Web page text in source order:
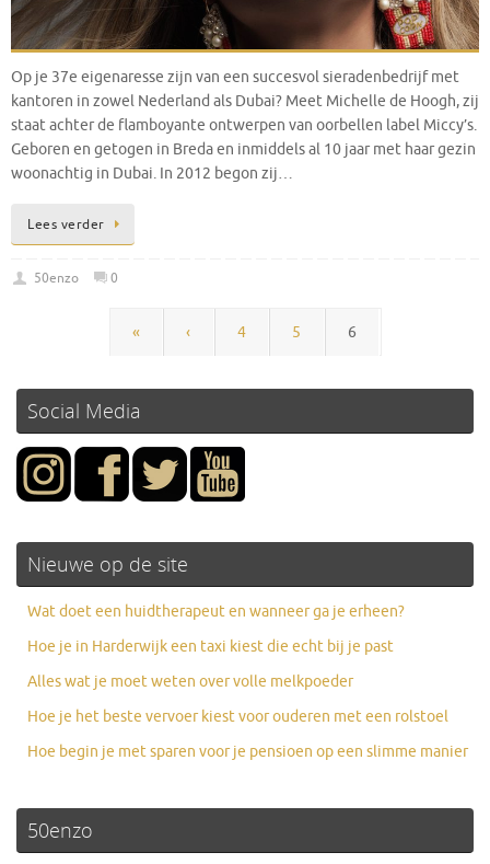
Op je 37e eigenaresse zijn van een succesvol sieradenbedrijf met
kantoren in zowel Nederland als Dubai? Meet Michelle de Hoogh, zij
staat achter de flamboyante ontwerpen van oorbellen label Miccy’s.
Geboren en getogen in Breda en inmiddels al 10 jaar met haar gezin
woonachtig in Dubai. In 2012 begon zij…
Lees verder
50enzo 0
« ‹ 4 5 6
Social Media
Nieuwe op de site
Wat doet een huidtherapeut en wanneer ga je erheen?
Hoe je in Harderwijk een taxi kiest die echt bij je past
Alles wat je moet weten over volle melkpoeder
Hoe je het beste vervoer kiest voor ouderen met een rolstoel
Hoe begin je met sparen voor je pensioen op een slimme manier
50enzo